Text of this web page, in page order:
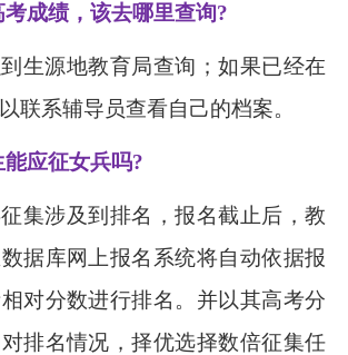
考成绩，该去哪里查询?
生源地教育局查询；如果已经在
联系辅导员查看自己的档案。
能应征女兵吗?
集涉及到排名，报名截止后，教
据库网上报名系统将自动依据报
对分数进行排名。并以其高考分
排名情况，择优选择数倍征集任